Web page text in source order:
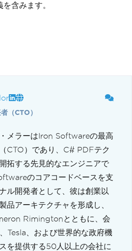
含みます。
（CTO）
メラーはIron Softwareの最高
CTO）であり、C# PDFテク
拓する先見的なエンジニアで
のコアコードベースを支
ル開発者として、彼は創業以
品アーキテクチャを形成し、
Rimingtonとともに、会
Tesla、および世界的な政府機
を提供する50人以上の会社に